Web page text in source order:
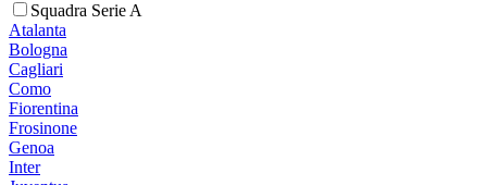
Squadra Serie A
Atalanta
Bologna
Cagliari
Como
Fiorentina
Frosinone
Genoa
Inter